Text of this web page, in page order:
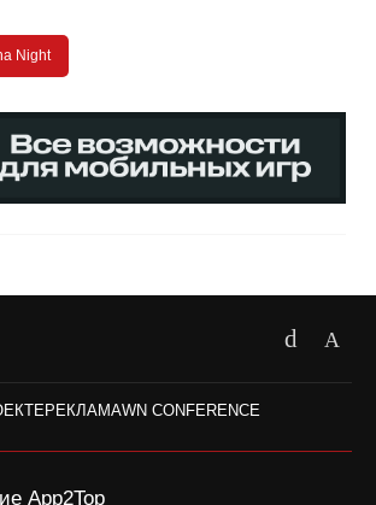
Night
РЕКЛАМАWN CONFERENCE
App2Top